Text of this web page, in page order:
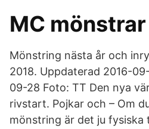
MC mönstrar
Mönstring nästa år och
2018. Uppdaterad 2016-
09-28 Foto: TT Den nya
rivstart. Pojkar och – Om
mönstring är det ju fysiska